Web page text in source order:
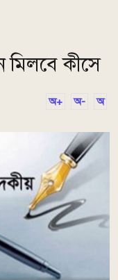
মিলবে কীসে
অ+ অ- অ